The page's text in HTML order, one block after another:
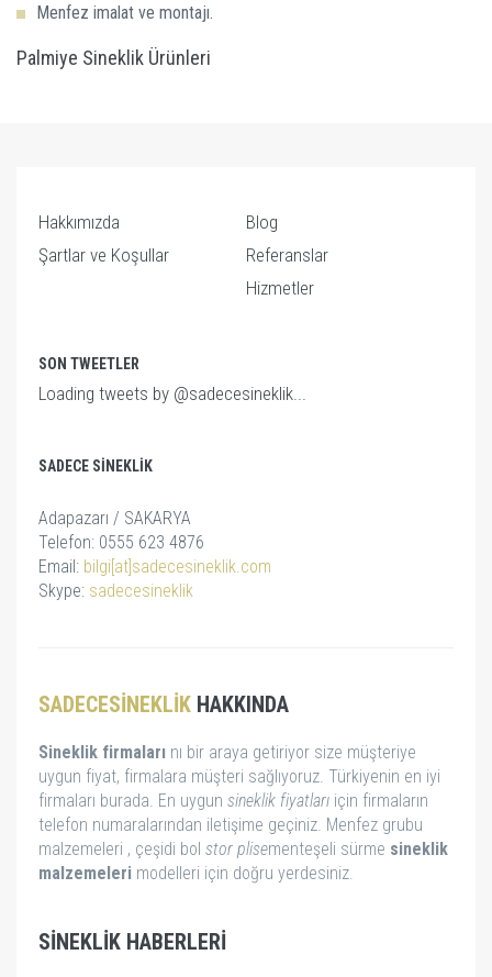
Menfez imalat ve montajı.
Palmiye Sineklik Ürünleri
Hakkımızda
Şartlar ve Koşullar
Blog
Referanslar
Hizmetler
SON TWEETLER
Loading tweets by @sadecesineklik...
SADECE SINEKLIK
Adapazarı / SAKARYA
Telefon: 0555 623 4876
Email: bilgi[at]sadecesineklik.com
Skype: sadecesineklik
SADECESINEKLIK HAKKINDA
Sineklik firmaları nı bir araya getiriyor size müşteriye
uygun fiyat, firmalara müşteri sağlıyoruz. Türkiyenin en iyi
firmaları burada. En uygun sineklik fiyatları için firmaların
telefon numaralarından iletişime geçiniz. Menfez grubu
malzemeleri , çeşidi bol stor plisementeşeli sürme sineklik
malzemeleri modelleri için doğru yerdesiniz.
SINEKLIK HABERLERI